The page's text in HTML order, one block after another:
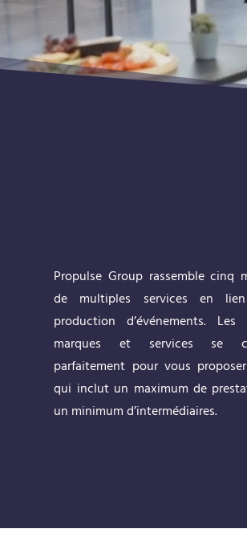
Propulse Group rassemble cinq
de multiples services en
production d’événements. Les
marques et services se
parfaitement pour vous
qui inclut un maximum de
un minimum d’intermédiaires.